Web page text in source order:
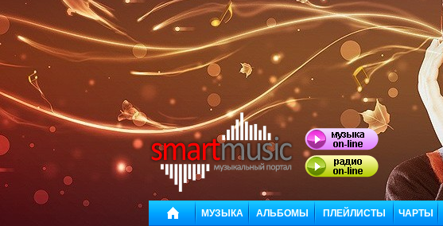
МУЗЫКА АЛЬБОМЫ ПЛЕЙЛИСТЫ ЧАРТЫ